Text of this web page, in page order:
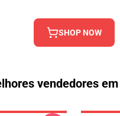
SHOP NOW
vendedores